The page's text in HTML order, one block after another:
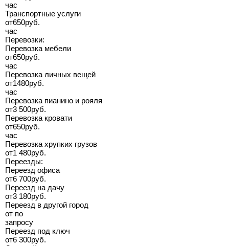
час
Транспортные услуги
от650руб.
час
Перевозки:
Перевозка мебели
от650руб.
час
Перевозка личных вещей
от1480руб.
час
Перевозка пианино и рояля
от3 500руб.
Перевозка кровати
от650руб.
час
Перевозка хрупких грузов
от1 480руб.
Переезды:
Переезд офиса
от6 700руб.
Переезд на дачу
от3 180руб.
Переезд в другой город
от по
запросу
Переезд под ключ
от6 300руб.